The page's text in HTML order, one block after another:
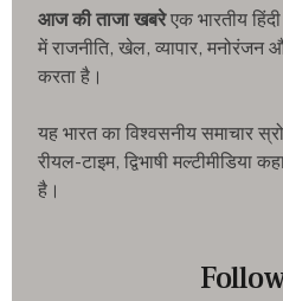
आज की ताजा खबरेएक भारतीय
में राजनीति, खेल, व्यापार, मनोरंजन
करता है।
यह भारत का विश्वसनीय समाचार
रीयल-टाइम, द्विभाषी मल्टीमीडिया
है।